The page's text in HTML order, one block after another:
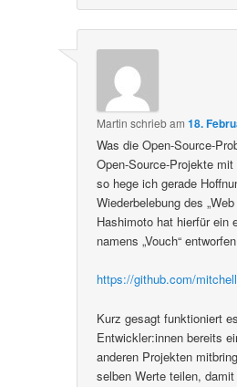
Martin schriebam18.
Was die Open-Source-
Open-Source-Projekte
so hege ich gerade
Wiederbelebung des
Hashimoto hat hierfür ein
namens „Vouch“
https://github.com/
Kurz gesagt funktioniert
Entwickler:innen bereits
anderen Projekten
selben Werte teilen,